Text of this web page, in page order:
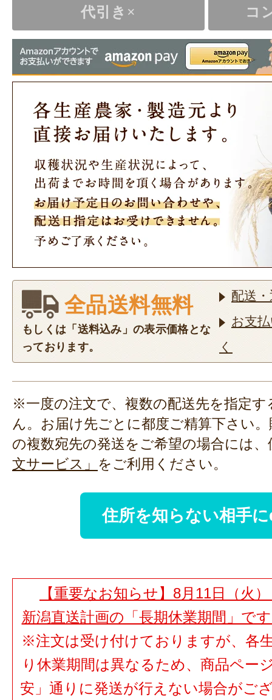
代引き× コ
全品送料無料
もしくは「送料込み」の表示価格とな
っております。
配送
お支
く
※一度の注文で、複数の配送先を指定
ん。お届け先ごとに都度ご精算下さい
の複数宛先の発送をご希望の場合には、
文サービス」 をご利用ください。
住所を知らない相手
【重要なお知らせ】8月11日（火
新潟直送計画の「長期休業期間」で
※注文は受け付けておりますが、各
り休業期間は異なるため、商品ペー
安」通りに発送が行えない場合がご